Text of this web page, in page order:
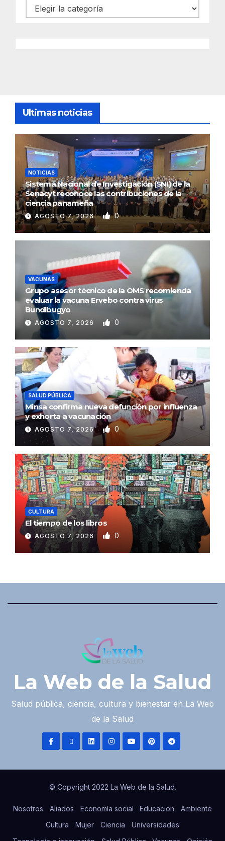
Categorías
Ultimas noticias
NOTICIAS
Sistema Nacional de Investigación (SNI) de la
Senacyt reconoce las contribuciones de la
ciencia panameña
AGOSTO 7, 2026 0
VACUNAS
Grupo asesor técnico de la OMS recomienda
evaluar la vacuna Ervebo contra virus
Bundibugyo
AGOSTO 7, 2026 0
SALUD PÚBLICA
Minsa confirma nueva defunción por influenza
y exhorta a vacunación
AGOSTO 7, 2026 0
CULTURA
El tiempo de los libros
AGOSTO 7, 2026 0
La Web de la Salud
Salud pública, ciencia, cultura y bienestar en La Web
de la Salud
© Copyright 2022 La Web de la Salud.
Nosotros Aliados Economía social Educacion
Ambiente
Cultura
Mujer Ciencia
Universidades